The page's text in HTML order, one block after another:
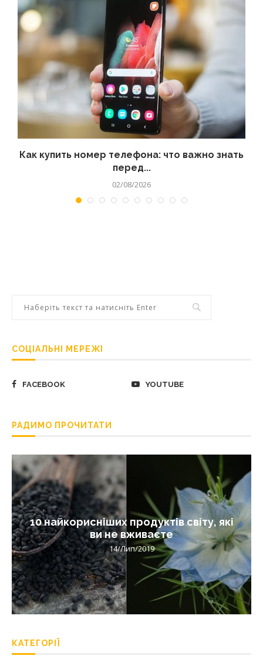
Как купить номер телефона: что важно знать
перед...
02/08/2026
СОЦІАЛЬНІ МЕРЕЖІ
FACEBOOK YOUTUBE
РАДИМО ПРОЧИТАТИ
10 найкорисніших продуктів світу, які
ви не вживаєте
14/Лип/2019
КАТЕГОРІЇ